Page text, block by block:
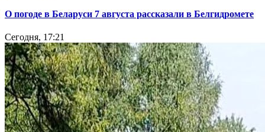
О погоде в Беларуси 7 августа рассказали в Белгидромете
Сегодня, 17:21